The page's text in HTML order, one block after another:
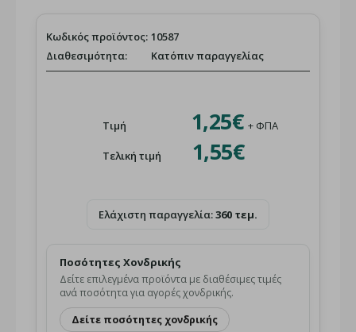
Κωδικός προϊόντος: 10587
Διαθεσιμότητα:
Κατόπιν παραγγελίας
Τιμή 1,25€ + ΦΠΑ
Τελική τιμή 1,55€
Ελάχιστη παραγγελία:360 τεμ.
Ποσότητες Χονδρικής
Δείτε επιλεγμένα προϊόντα με διαθέσιμες τιμές
ανά ποσότητα για αγορές χονδρικής.
Δείτε ποσότητες χονδρικής